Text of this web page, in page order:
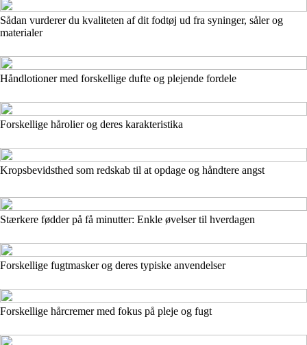
Sådan vurderer du kvaliteten af dit fodtøj ud fra syninger, såler og
materialer
Håndlotioner med forskellige dufte og plejende fordele
Forskellige hårolier og deres karakteristika
Kropsbevidsthed som redskab til at opdage og håndtere angst
Stærkere fødder på få minutter: Enkle øvelser til hverdagen
Forskellige fugtmasker og deres typiske anvendelser
Forskellige hårcremer med fokus på pleje og fugt